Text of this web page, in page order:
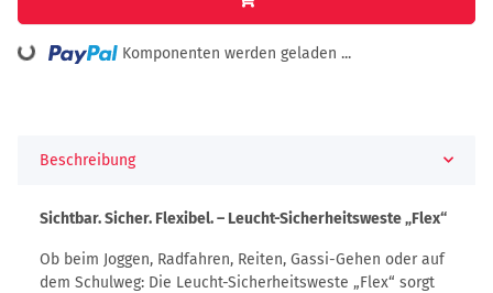
Komponenten werden geladen ...
Beschreibung
Sichtbar. Sicher. Flexibel. – Leucht-Sicherheitsweste „Flex“
Ob beim Joggen, Radfahren, Reiten, Gassi-Gehen oder auf
dem Schulweg: Die Leucht-Sicherheitsweste „Flex“ sorgt